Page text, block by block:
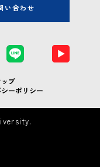
い合わせ
プ
ーポリシー